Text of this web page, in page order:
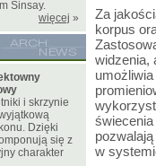
Za
korpus
widzenia,
w
Sinsay.
więcej »
i skrzynie
Dzięki
się z
charakter